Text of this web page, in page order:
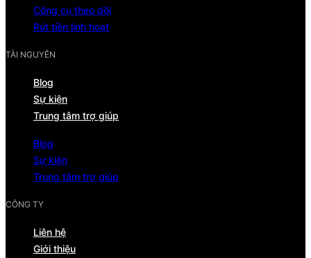
Công cụ theo dõi
Rút tiền linh hoạt
TÀI NGUYÊN
Blog
Sự kiện
Trung tâm trợ giúp
Blog
Sự kiện
Trung tâm trợ giúp
CÔNG TY
Liên hệ
Giới thiệu